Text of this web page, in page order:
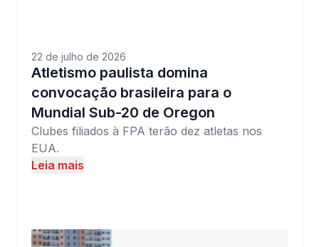
22 de julho de 2026
Atletismo paulista domina
convocação brasileira para o
Mundial Sub-20 de Oregon
Clubes filiados à FPA terão dez atletas nos
EUA.
Leia mais